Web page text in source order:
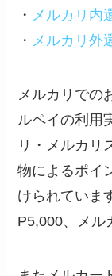
・ メルカリ内
・ メルカリ外
メルカリでの
ルペイの利用
リ・メルカリ
物によるポイ
けられていま
P5,000、メル